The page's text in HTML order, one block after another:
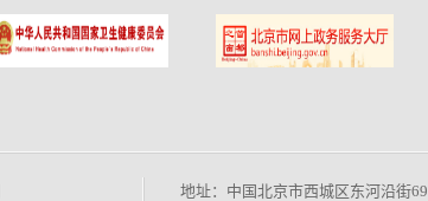
地址：中国北京市西城区东河沿街69